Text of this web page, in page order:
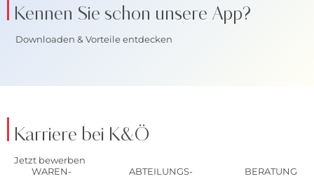
Kennen Sie schon unsere App?
Downloaden & Vorteile entdecken
Karriere bei K&Ö
Jetzt bewerben
WAREN-
ABTEILUNGS-
BERATUNG